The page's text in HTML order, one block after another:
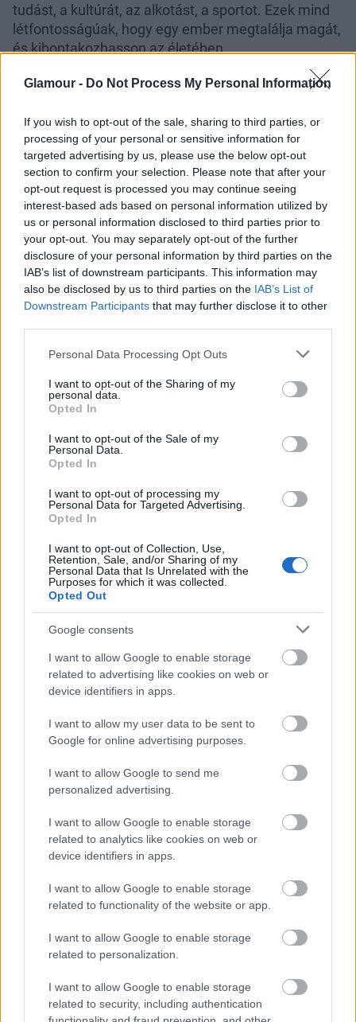
Glamour - Do Not Process My Personal Information
If you wish to opt-out of the sale, sharing to third parties, or
processing of your personal or sensitive information for
targeted advertising by us, please use the below opt-out
section to confirm your selection. Please note that after your
opt-out request is processed you may continue seeing
interest-based ads based on personal information utilized by
us or personal information disclosed to third parties prior to
your opt-out. You may separately opt-out of the further
disclosure of your personal information by third parties on the
IAB’s list of downstream participants. This information may
also be disclosed by us to third parties on the IAB’s List of
Downstream Participants that may further disclose it to other
Please note that this website/app uses one or more Google
not limited to your visit or usage behaviour. You may click to
grant or deny consent to Google and its third-party tags to
use your data for below specified purposes in below Google
consent section.
Personal Data Processing Opt Outs
I want to opt-out of the Sharing of my
personal data.
Opted In
I want to opt-out of the Sale of my
Personal Data.
Opted In
I want to opt-out of processing my
Personal Data for Targeted Advertising.
Opted In
I want to opt-out of Collection, Use,
Retention, Sale, and/or Sharing of my
Personal Data that Is Unrelated with the
Purposes for which it was collected.
Opted Out
Google consents
I want to allow Google to enable storage
related to advertising like cookies on web or
device identifiers in apps.
I want to allow my user data to be sent to
Google for online advertising purposes.
I want to allow Google to send me
personalized advertising.
I want to allow Google to enable storage
related to analytics like cookies on web or
device identifiers in apps.
I want to allow Google to enable storage
related to functionality of the website or app.
I want to allow Google to enable storage
related to personalization.
I want to allow Google to enable storage
related to security, including authentication
tudást, a kultúrát, az alkotást, a sportot. Ezek mind
létfontosságúak, hogy egy ember megtalálja magát,
és kibontakozhasson az életében.
A művészetnek van társadalmi szerepe. Azoknak az
kulturális élményekhez, elengedhetetlen ahhoz,
hogy egyenlő esélyekről beszéljünk. Mindebben
rokonságot érzek Tüdőssel, akinek ez a fajta
társadalmi felelősségvállalása az embermentésben
valósult meg.
Az az időszak, amiben Tüdős élt kifejezetten terhelt
volt, de mégis tudott élni, jót tenni, olyan
csapásirányt nyitni a nőknek, amit ma már
alapként kezelünk.
És pontosan ezért lett trilógia. 1919-ig tart az első
rész, kiskorától kezdődig egészen addig tart, amíg
mennyi minden történik! A felvilágosodás, a
találmányok kora, a modernitás, a századforduló
Ahogyan a háborúba, az acsargó villongásba
belecsúszott az ország majd a teljes világ, és ebben
az életünk fölött és a valóságérzetünket. De Tüdős
életéből látszik, hogy akár mekkora a káosz, nem
mindegy, hogy hogyan viselkedünk ebben a
történetben, mert nem mindegy hogyan hatunk a
környezetünkre. És bár csak makroszinten tudjuk
befolyásolni az eseményeket, de ezek mind
összeadódnak, hiszen az egyénfejlődés
szempontjából fontos: Hogyan lesz valakiből valaki?
Akkor ő egy modern példakép, száz évvel
korábbról.
A könyv végén fel is tesszük a kérdést, hogy akkor
tulajdonképpen ki volt ő? Divatdiktátor? Táncosnő?
Író? A helyes válasz pedig az, hogy egyik sem, de
tulajdonképpen mindegyik. Az az elképesztően
érdekes, hogy ő hogyan vált ezekké.